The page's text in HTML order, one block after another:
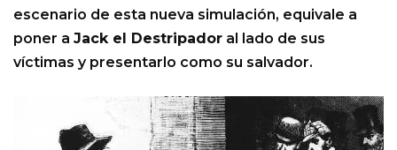
escenario de esta nueva simulación, equivale a
poner a Jack el Destripador al lado de sus
víctimas y presentarlo como su salvador.